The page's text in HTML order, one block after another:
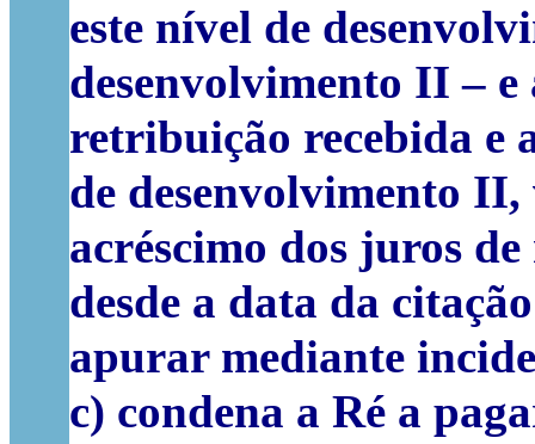
este nível de
desenvolvimento II –
retribuição recebida e
de desenvolvimento II,
acréscimo dos juros
desde a data da
apurar mediante
c) condena a Ré a